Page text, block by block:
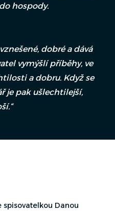
hospody.
dobré a dává
vymýšlí příběhy, ve
a dobru. Když se
je pak ušlechtilejší,
spisovatelkou Danou